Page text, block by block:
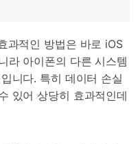
과적인 방법은 바로 iOS
라 아이폰의 다른 시스템
니다. 특히 데이터 손실
있어 상당히 효과적인데